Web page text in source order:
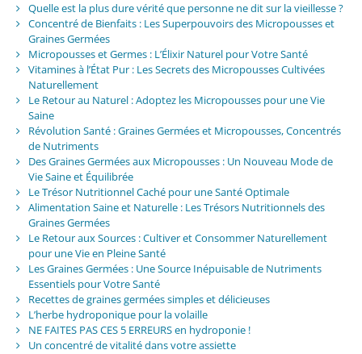
Quelle est la plus dure vérité que personne ne dit sur la vieillesse ?
Concentré de Bienfaits : Les Superpouvoirs des Micropousses et
Graines Germées
Micropousses et Germes : L’Élixir Naturel pour Votre Santé
Vitamines à l’État Pur : Les Secrets des Micropousses Cultivées
Naturellement
Le Retour au Naturel : Adoptez les Micropousses pour une Vie
Saine
Révolution Santé : Graines Germées et Micropousses, Concentrés
de Nutriments
Des Graines Germées aux Micropousses : Un Nouveau Mode de
Vie Saine et Équilibrée
Le Trésor Nutritionnel Caché pour une Santé Optimale
Alimentation Saine et Naturelle : Les Trésors Nutritionnels des
Graines Germées
Le Retour aux Sources : Cultiver et Consommer Naturellement
pour une Vie en Pleine Santé
Les Graines Germées : Une Source Inépuisable de Nutriments
Essentiels pour Votre Santé
Recettes de graines germées simples et délicieuses
L’herbe hydroponique pour la volaille
NE FAITES PAS CES 5 ERREURS en hydroponie !
Un concentré de vitalité dans votre assiette